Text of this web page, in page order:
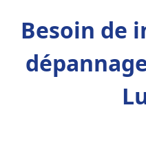
Besoin de